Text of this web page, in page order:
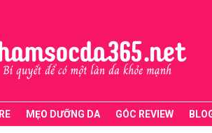
MẸO DƯỠNG DA GÓC REVIEW